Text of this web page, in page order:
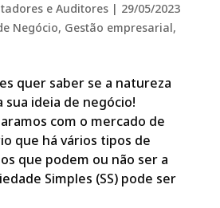
e Auditores| 29/05/2023
Negócio, Gestão empresarial,
quer saber se a natureza
sua ideia de negócio!
com o mercado de
que há vários tipos de
que podem ou não ser a
Simples (SS) pode ser